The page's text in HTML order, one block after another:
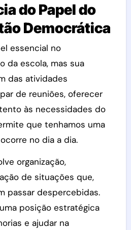
do Papel do
Democrática
essencial no
da escola, mas sua
das atividades
de reuniões, oferecer
às necessidades do
que tenhamos uma
no dia a dia.
organização,
de situações que,
passar despercebidas.
posição estratégica
e ajudar na